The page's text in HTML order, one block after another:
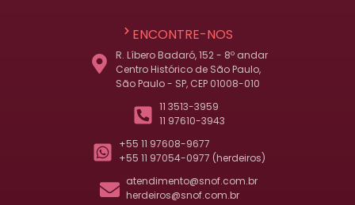
ENCONTRE-NOS
R. Líbero Badaró, 152 - 8º andar
Centro Histórico de São Paulo,
São Paulo - SP, CEP 01008-010
11 3513-3959
11 97610-3943
+55 11 97608-9677
+55 11 97054-0977 (herdeiros)
atendimento@snof.com.br
herdeiros@snof.com.br